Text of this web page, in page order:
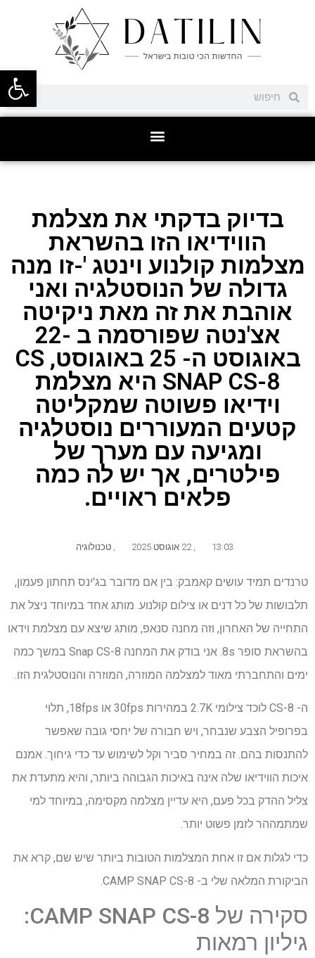
פתח
בדיוק בדקתי את מצלמת
הווידיאו הזו בהשראת
מצלמות קולנוע וינטג '-זו מנה
גדולה של הנוסטלגיה ואני
אוהבת את זה מאת ניקיטה
אצ'נטה שפורסמה ב -22
באוגוסט ה- 25 באוגוסט, CS
SNAP CS-8 היא מצלמת
וידיאו פשוטה שמקליטה
קטעים המעוררים נוסטלגיה
ומגיעה עם מערך של
פילטרים, אך יש לה כמה
פלאים ראויים.
13:03
, 22 אוגוסט 2025 , טכנולוגיה
טרנדים תמיד עושים קאמבק: בין אם מדובר בג'ינס תחתון פעמון,
תלבושות של כל דנים או צילום קולנוע. מותג אחד במיוחד ניצל את
התחייה של האחרון, וזה מחנה סנאפ, מותג שיצא עם מצלמת וידאו
בהשראת סופר 8s. אני בודק את המחנה Snap CS-8 במשך כמה
ימים והתחברתי מאוד למצלמה המוזרה, המוזרה והנוסטלגית הזו.
ה- CS-8 לוכד צילומי 2.7K במהירות 30fps או 18fps, תלוי
בפרופיל הצבע שנבחר, ויש חבורה של יחסי גובה שאפשר
להתנסות בהם. זה במחיר סביר וקל לשימוש עד כדי גיחוך. אמנם
איכות הווידיאו שלה אינה באיכות הגבוהה ביותר, והיא מתעדת את
צליל ההדק בכל פעם, היא עדיין מצלמה מקסימה, במיוחד למי
שמתמההר לזמן פשוט יותר.
כדי לגלות אם זו אחת המצלמות הטובות ביותר שיש שם, קרא את
הביקורת המלאה שלי ב- CAMP SNAP CS-8.
סקירה של CAMP SNAP CS-8:
גיליון רמאות